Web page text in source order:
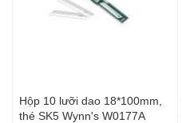
Hộp 10 lưỡi dao 18*100mm,
thé SK5 Wynn's W0177A